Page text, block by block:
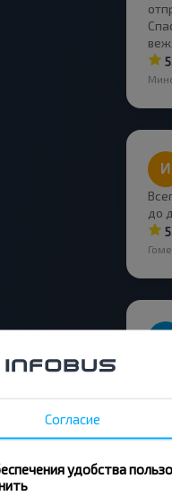
до
Не
Согласие
удобства